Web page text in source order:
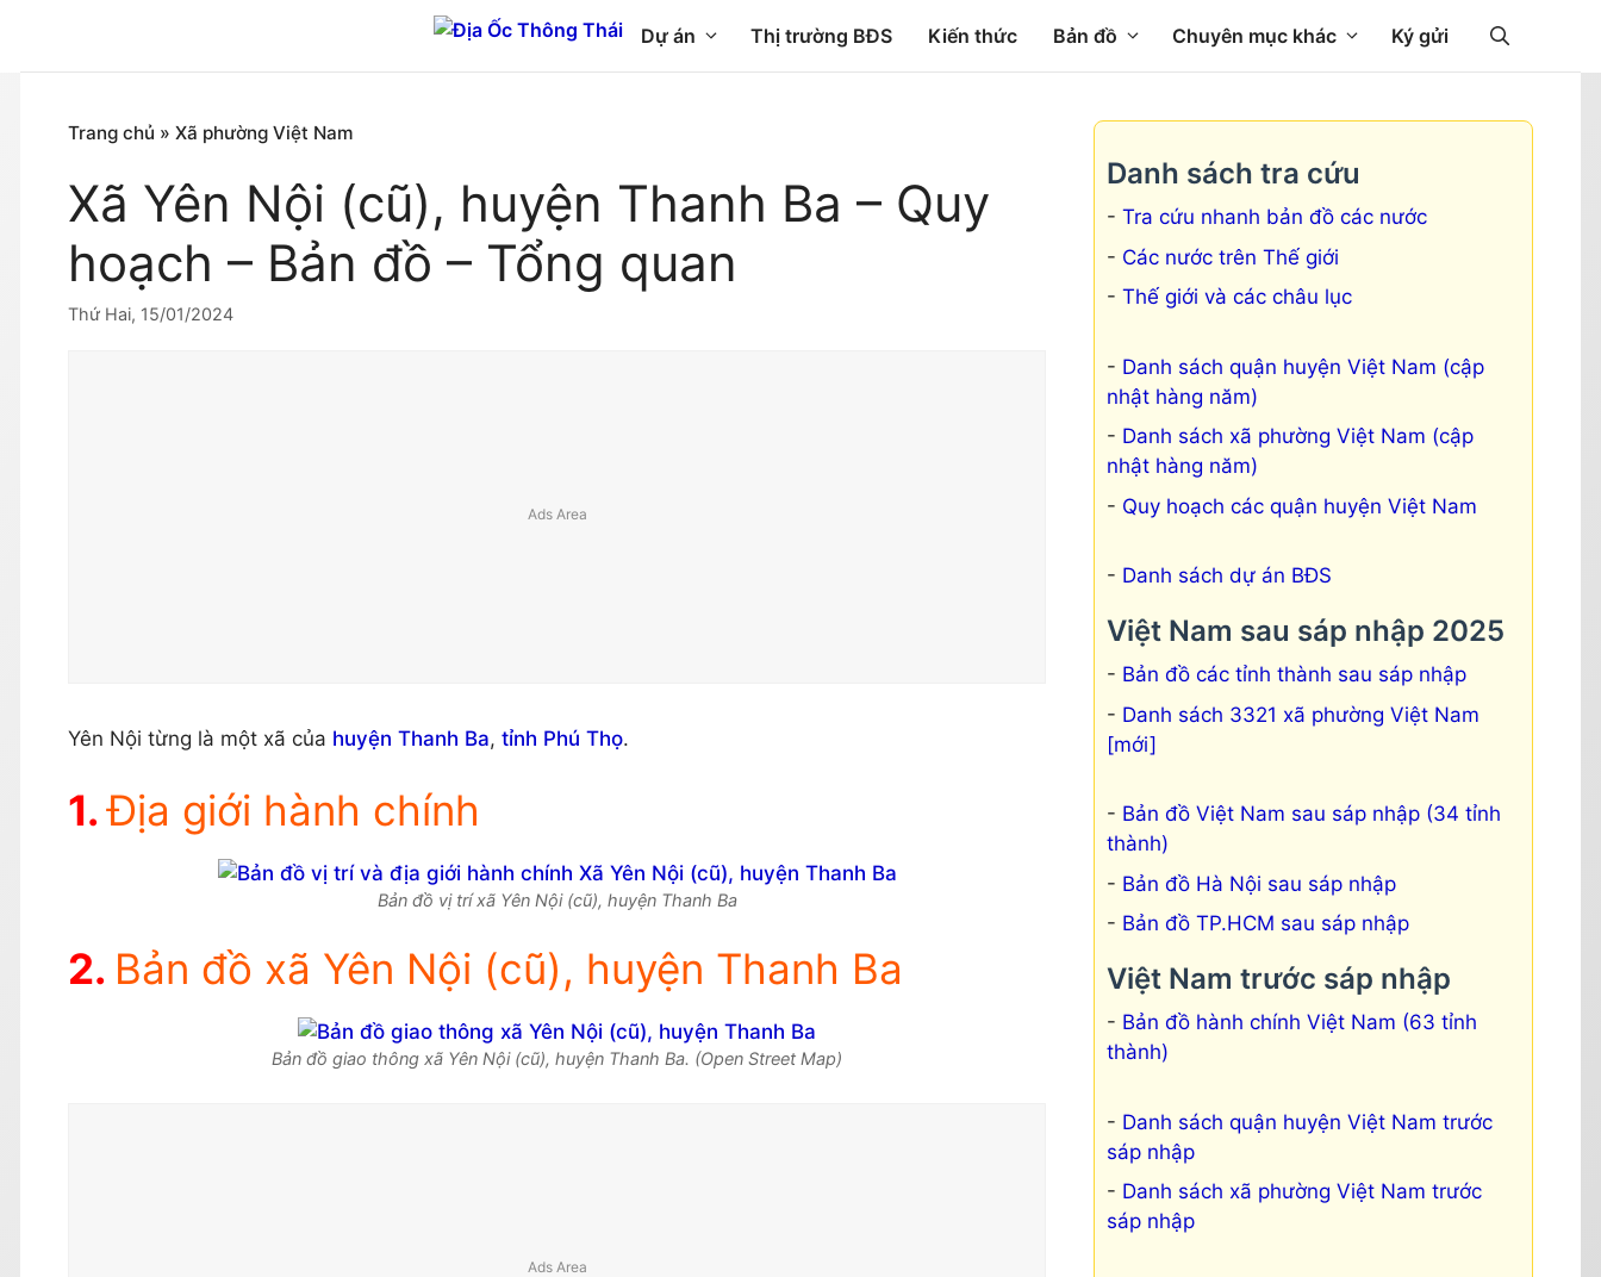
nội
Dự án Thị trường BĐS Kiến thức Bản đồ Chuyên mục khác Ký gửi
Trang chủ » Xã phường Việt Nam
Xã Yên Nội (cũ), huyện Thanh Ba – Quy
hoạch – Bản đồ – Tổng quan
Thứ Hai, 15/01/2024
Yên Nội từng là một xã của huyện Thanh Ba, tỉnh Phú Thọ.
Địa giới hành chính
Bản đồ vị trí xã Yên Nội (cũ), huyện Thanh Ba
Bản đồ xã Yên Nội (cũ), huyện Thanh Ba
Bản đồ giao thông xã Yên Nội (cũ), huyện Thanh Ba. (Open Street Map)
Danh sách tra cứu
Tra cứu nhanh bản đồ các nước
Các nước trên Thế giới
Thế giới và các châu lục
Danh sách quận huyện Việt Nam (cập
nhật hàng năm)
Danh sách xã phường Việt Nam (cập
nhật hàng năm)
Quy hoạch các quận huyện Việt Nam
Danh sách dự án BĐS
Việt Nam sau sáp nhập 2025
Bản đồ các tỉnh thành sau sáp nhập
Danh sách 3321 xã phường Việt Nam
[mới]
Bản đồ Việt Nam sau sáp nhập (34 tỉnh
thành)
Bản đồ Hà Nội sau sáp nhập
Bản đồ TP.HCM sau sáp nhập
Việt Nam trước sáp nhập
Bản đồ hành chính Việt Nam (63 tỉnh
thành)
Danh sách quận huyện Việt Nam trước
sáp nhập
Danh sách xã phường Việt Nam trước
sáp nhập